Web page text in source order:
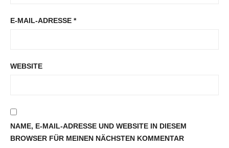
E-MAIL-ADRESSE *
WEBSITE
NAME, E-MAIL-ADRESSE UND WEBSITE IN DIESEM
BROWSER FÜR MEINEN NÄCHSTEN KOMMENTAR